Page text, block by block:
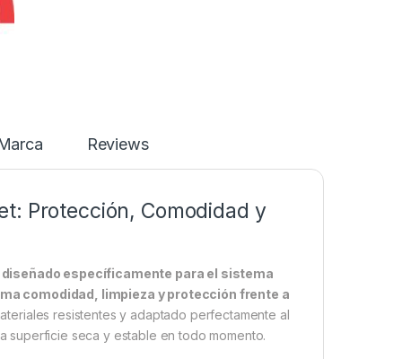
Reviews
Protección, Comodidad y
específicamente para el sistema
comodidad, limpieza y protección frente a
resistentes y adaptado perfectamente al
superficie seca y estable en todo momento.